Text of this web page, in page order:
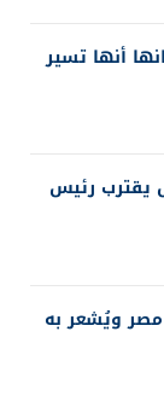
أنها تسير
يقترب رئيس
ويُشعر به